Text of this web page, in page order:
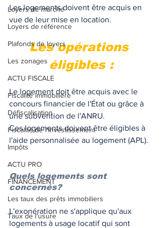
Loyers de marché
Loyers de référence
Plafonds de loyers
Les zonages
ACTU FISCALE
Fiscalité immobilière
Défiscalisation
Fiscalité de l'investissement
Impôts
ACTU PRO
FINANCEMENT
Les taux des prêts immobiliers
Taux de l'usure
Les logements doivent être acquis en
vue de leur mise en location.
Les opérations
éligibles :
Le logement doit être acquis avec le
concours financier de l'État ou grâce à
une subvention de l'ANRU.
Ces logements doivent être éligibles à
l'aide personnalisée au logement (APL).
Quels logements sont
concernés?
L'exonération ne s'applique qu'aux
logements à usage locatif qui sont